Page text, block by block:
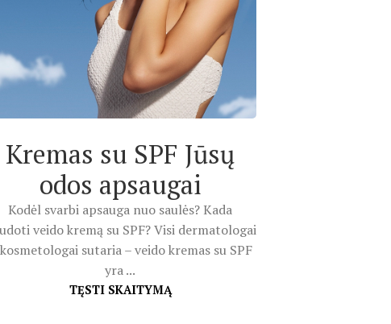
Kremas su SPF Jūsų
odos apsaugai
Kodėl svarbi apsauga nuo saulės? Kada
veido kremą su SPF? Visi dermatologai
sutaria – veido kremas su SPF
yra ...
TĘSTI SKAITYMĄ